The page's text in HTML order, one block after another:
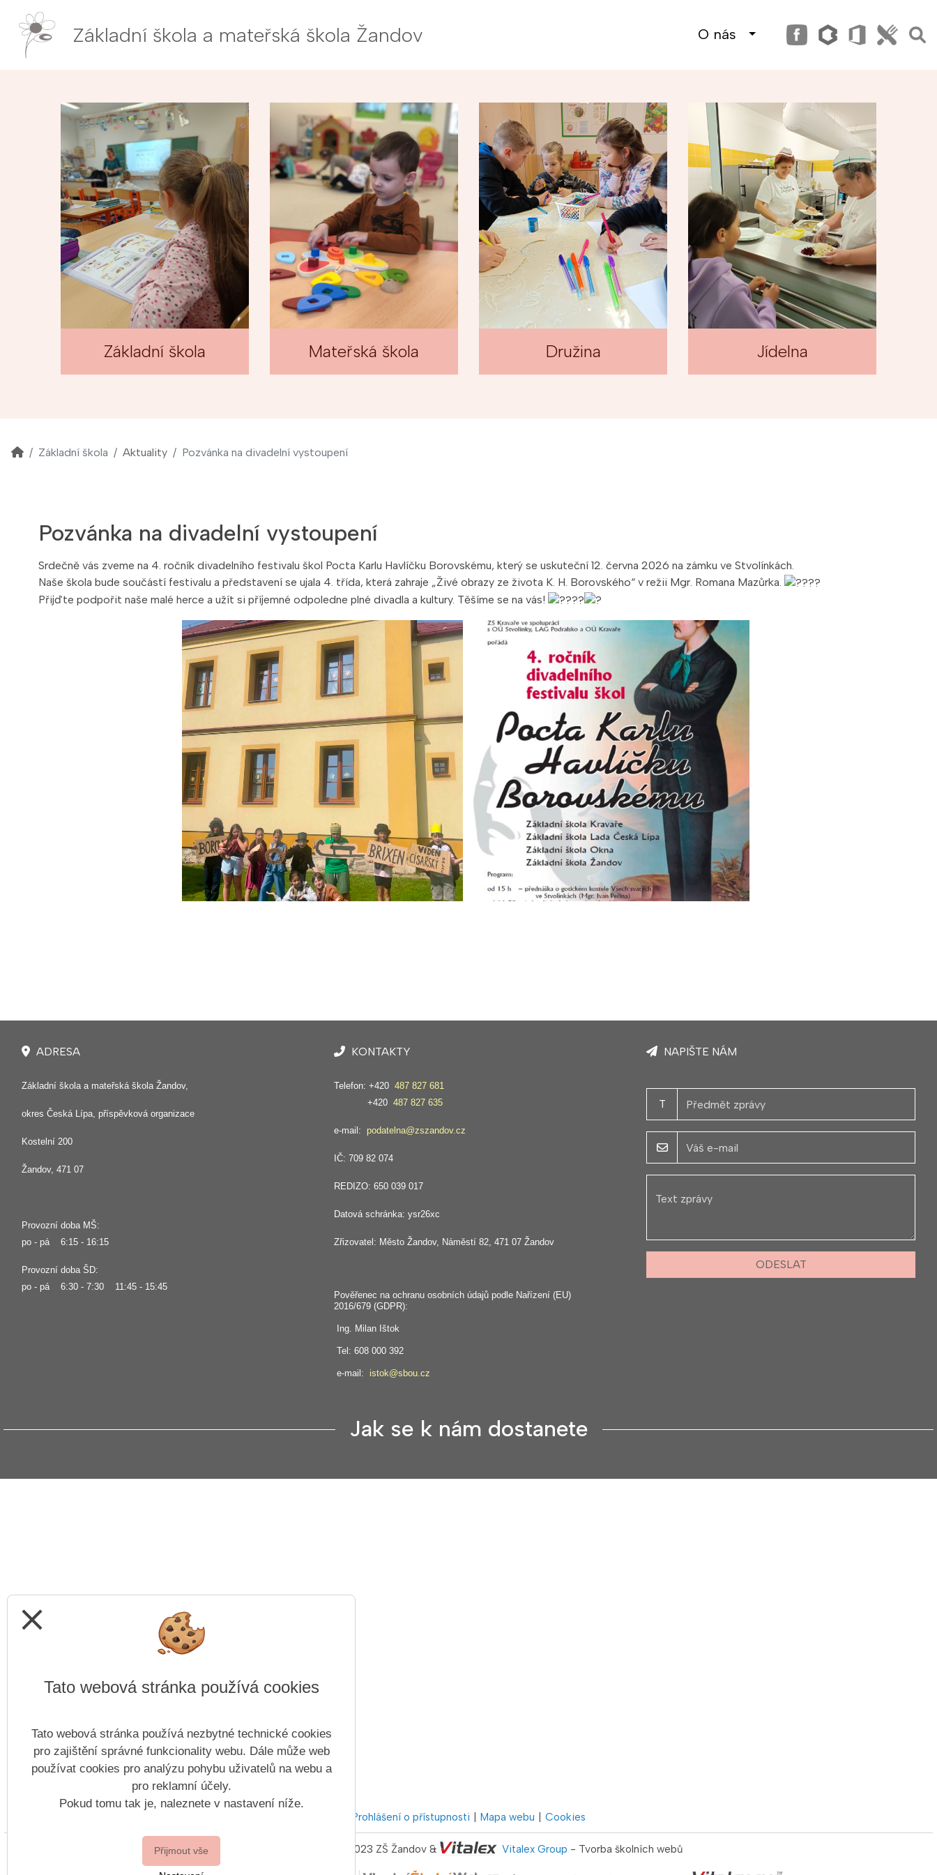
Základní škola a mateřská škola Žandov O nás
Základní škola Mateřská škola Družina Jídelna
Základní škola Aktuality Pozvánka na divadelní vystoupení
Pozvánka na divadelní vystoupení
Srdečně vás zveme na 4. ročník divadelního festivalu škol Pocta Karlu Havlíčku Borovskému, který se uskuteční 12. června 2026 na zámku ve Stvolínkách.
Naše škola bude součástí festivalu a představení se ujala 4. třída, která zahraje „Živé obrazy ze života K. H. Borovského“ v režii Mgr. Romana Mazůrka.
Přijďte podpořit naše malé herce a užít si příjemné odpoledne plné divadla a kultury. Těšíme se na vás!
ADRESA
Základní škola a mateřská škola Žandov,
okres Česká Lípa, příspěvková organizace
Kostelní 200
Žandov, 471 07
Provozní doba MŠ:
po - pá 6:15 - 16:15
Provozní doba ŠD:
po - pá 6:30 - 7:30 11:45 - 15:45
KONTAKTY
Telefon: +420 487 827 681
+420 487 827 635
e-mail: podatelna@zszandov.cz
IČ: 709 82 074
REDIZO: 650 039 017
Datová schránka: ysr26xc
Zřizovatel: Město Žandov, Náměstí 82, 471 07 Žandov
Pověřenec na ochranu osobních údajů podle Nařízení (EU)
2016/679 (GDPR):
Ing. Milan Ištok
Tel: 608 000 392
e-mail: istok@sbou.cz
NAPIŠTE NÁM
T
ODESLAT
Jak se k nám dostanete
Prohlášení o přístupnosti Mapa webu Cookies
Copyright © 2022 - 2023 ZŠ Žandov & Vitalex Group - Tvorba školních webů
close
Tato webová stránka používá cookies
Tato webová stránka používá nezbytné technické cookies
pro zajištění správné funkcionality webu. Dále může web
používat cookies pro analýzu pohybu uživatelů na webu a
pro reklamní účely.
Pokud tomu tak je, naleznete v nastavení níže.
Přijmout vše